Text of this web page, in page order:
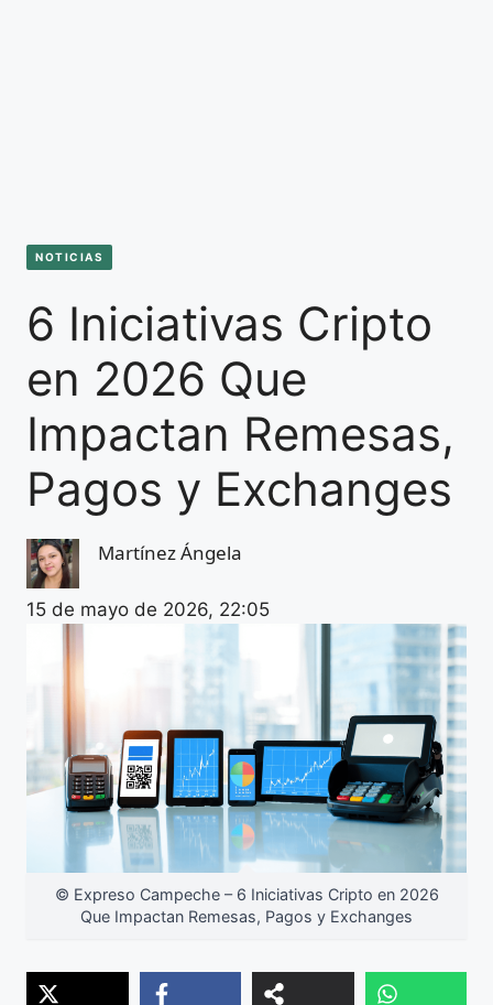
NOTICIAS
6 Iniciativas Cripto
en 2026 Que
Impactan Remesas,
Pagos y Exchanges
Martínez Ángela
15 de mayo de 2026, 22:05
© Expreso Campeche – 6 Iniciativas Cripto en 2026
Que Impactan Remesas, Pagos y Exchanges